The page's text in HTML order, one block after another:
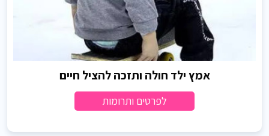
אמץ ילד חולה ותזכה להציל חיים
לפרטים ותרומות